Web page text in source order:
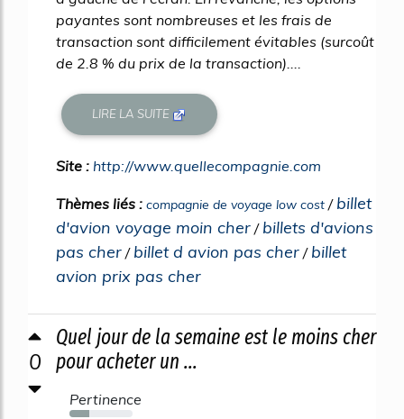
payantes sont nombreuses et les frais de
transaction sont difficilement évitables (surcoût
de 2.8 % du prix de la transaction)....
LIRE LA SUITE
Site : http://www.quellecompagnie.com
Thèmes liés : compagnie de voyage low cost / billet
d'avion voyage moin cher / billets d'avions
pas cher / billet d avion pas cher / billet
avion prix pas cher
0
Quel jour de la semaine est le moins cher
pour acheter un ...
Pertinence